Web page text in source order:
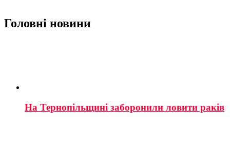
Головні новини
На Тернопільщині заборонили ловити раків